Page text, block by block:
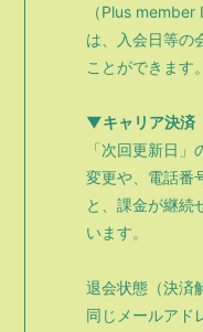
（Plus
は、入会日等の
ことができます。
▼キャリア決済
「次回更新日
変更や、電話番
と、課金が継続
います。
退会状態（決済
同じメールアド